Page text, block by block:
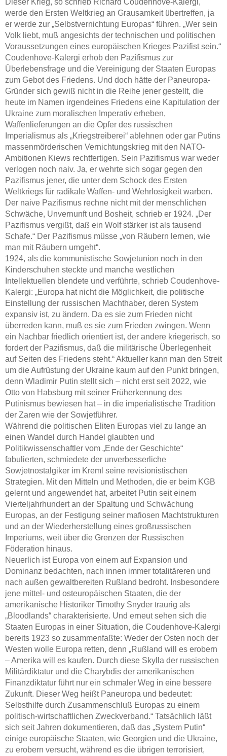
Dieser Krieg, so schrieb Richard Coudenhove-Kalergi,
werde den Ersten Weltkrieg an Grausamkeit übertreffen, ja
er werde zur „Selbstvernichtung Europas“ führen. „Wer sein
Volk liebt, muß angesichts der technischen und politischen
Voraussetzungen eines europäischen Krieges Pazifist sein.“
Coudenhove-Kalergi erhob den Pazifismus zur
Überlebensfrage und die Vereinigung der Staaten Europas
zum Gebot des Friedens. Und doch hätte der Paneuropa-
Gründer sich gewiß nicht in die Reihe jener gestellt, die
heute im Namen irgendeines Friedens eine Kapitulation der
Ukraine zum moralischen Imperativ erheben,
Waffenlieferungen an die Opfer des russischen
Imperialismus als „Kriegstreiberei“ ablehnen oder gar Putins
massenmörderischen Vernichtungskrieg mit den NATO-
Ambitionen Kiews rechtfertigen. Sein Pazifismus war weder
verlogen noch naiv. Ja, er wehrte sich sogar gegen den
Pazifismus jener, die unter dem Schock des Ersten
Weltkriegs für radikale Waffen- und Wehrlosigkeit warben.
Der naive Pazifismus rechne nicht mit der menschlichen
Schwäche, Unvernunft und Bosheit, schrieb er 1924. „Der
Pazifismus vergißt, daß ein Wolf stärker ist als tausend
Schafe.“ Der Pazifismus müsse „von Räubern lernen, wie
man mit Räubern umgeht“.
1924, als die kommunistische Sowjetunion noch in den
Kinderschuhen steckte und manche westlichen
Intellektuellen blendete und verführte, schrieb Coudenhove-
Kalergi: „Europa hat nicht die Möglichkeit, die politische
Einstellung der russischen Machthaber, deren System
expansiv ist, zu ändern. Da es sie zum Frieden nicht
überreden kann, muß es sie zum Frieden zwingen. Wenn
ein Nachbar friedlich orientiert ist, der andere kriegerisch, so
fordert der Pazifismus, daß die militärische Überlegenheit
auf Seiten des Friedens steht.“ Aktueller kann man den Streit
um die Aufrüstung der Ukraine kaum auf den Punkt bringen,
denn Wladimir Putin stellt sich – nicht erst seit 2022, wie
Otto von Habsburg mit seiner Früherkennung des
Putinismus bewiesen hat – in die imperialistische Tradition
der Zaren wie der Sowjetführer.
Während die politischen Eliten Europas viel zu lange an
einen Wandel durch Handel glaubten und
Politikwissenschaftler vom „Ende der Geschichte“
fabulierten, schmiedete der unverbesserliche
Sowjetnostalgiker im Kreml seine revisionistischen
Strategien. Mit den Mitteln und Methoden, die er beim KGB
gelernt und angewendet hat, arbeitet Putin seit einem
Vierteljahrhundert an der Spaltung und Schwächung
Europas, an der Festigung seiner mafiosen Machtstrukturen
und an der Wiederherstellung eines großrussischen
Imperiums, weit über die Grenzen der Russischen
Föderation hinaus.
Neuerlich ist Europa von einem auf Expansion und
Dominanz bedachten, nach innen immer totalitäreren und
nach außen gewaltbereiten Rußland bedroht. Insbesondere
jene mittel- und osteuropäischen Staaten, die der
amerikanische Historiker Timothy Snyder traurig als
„Bloodlands“ charakterisierte. Und erneut sehen sich die
Staaten Europas in einer Situation, die Coudenhove-Kalergi
bereits 1923 so zusammenfaßte: Weder der Osten noch der
Westen wolle Europa retten, denn „Rußland will es erobern
– Amerika will es kaufen. Durch diese Skylla der russischen
Militärdiktatur und die Charybdis der amerikanischen
Finanzdiktatur führt nur ein schmaler Weg in eine bessere
Zukunft. Dieser Weg heißt Paneuropa und bedeutet:
Selbsthilfe durch Zusammenschluß Europas zu einem
politisch-wirtschaftlichen Zweckverband.“ Tatsächlich läßt
sich seit Jahren dokumentieren, daß das „System Putin“
einige europäische Staaten, wie Georgien und die Ukraine,
zu erobern versucht, während es die übrigen terrorisiert,